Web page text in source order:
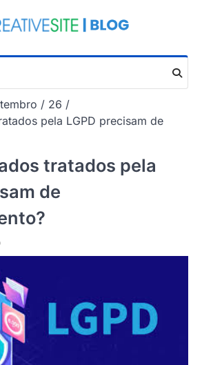
26
pela LGPD precisam de
tratados pela
de